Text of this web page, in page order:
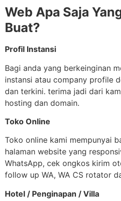
Web Apa Saja
Buat?
Profil Instansi
Bagi anda yang berkeinginan
instansi atau company profile
dan terkini. terima jadi dari
hosting dan domain.
Toko Online
Toko online kami mempunyai
halaman website yang
WhatsApp, cek ongkos kirim
follow up WA, WA CS rotator
Hotel / Penginapan / Villa